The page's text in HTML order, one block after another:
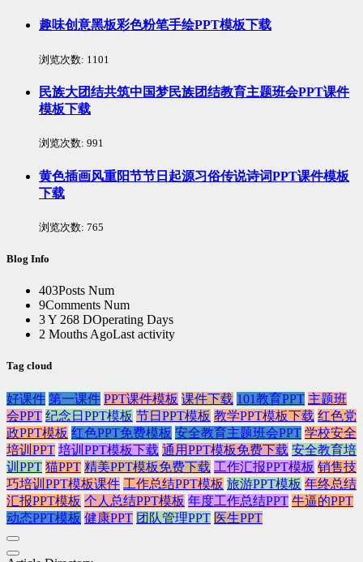
趣味创意黑板彩色粉笔手绘PPT模板下载
浏览次数: 1101
民族大团结共筑中国梦民族团结教育主题班会PPT课件
模板下载
浏览次数: 991
黄色插画风重阳节节日起源习俗传说诗词PPT课件模板
下载
浏览次数: 765
Blog Info
403Posts Num
9Comments Num
3 Y 268 DOperating Days
2 Mouths AgoLast activity
Tag cloud
好课件 第一课件 PPT课件模板 课件下载 101教育PPT 主题班
会PPT 纪念日PPT模板 节日PPT模板 教学PPT模板下载 红色党
政PPT模板 红色PPT免费模板 安全教育主题班会PPT 学校安全
培训PPT 培训PPT模板下载 通用PPT模板免费下载 安全教育培
训PPT 猫PPT 精美PPT模板免费下载 工作汇报PPT模板 销售技
巧培训PPT模板课件 工作总结PPT模板 旅游PPT模板 年终总结
汇报PPT模板 个人总结PPT模板 年度工作总结PPT 牛逼的PPT
动态PPT模板 健康PPT 团队管理PPT 医生PPT